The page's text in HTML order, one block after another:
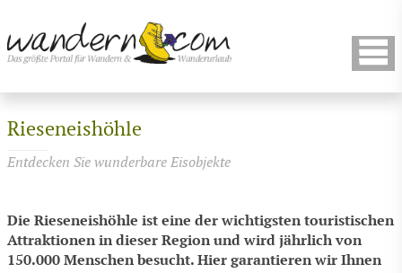
Rieseneishöhle
Entdecken Sie wunderbare Eisobjekte
Die Rieseneishöhle ist eine der wichtigsten touristischen
Attraktionen in dieser Region und wird jährlich von
150.000 Menschen besucht. Hier garantieren wir Ihnen